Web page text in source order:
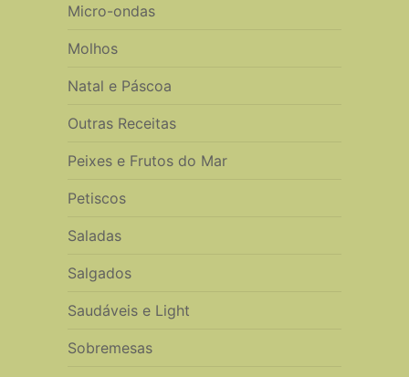
Micro-ondas
Molhos
Natal e Páscoa
Outras Receitas
Peixes e Frutos do Mar
Petiscos
Saladas
Salgados
Saudáveis e Light
Sobremesas